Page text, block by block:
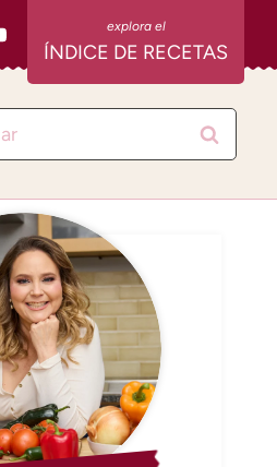
ÍNDICE DE RECETAS